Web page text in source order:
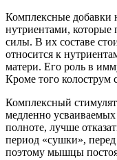
Комплексные добавки
нутриентами,
силы. В их составе
относится к
матери. Его роль в
Кроме того колострум
Комплексный
медленно
полноте, лучше
период «сушки»,
поэтому мышцы